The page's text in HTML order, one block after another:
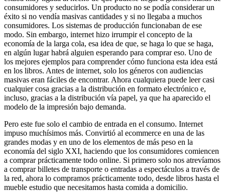
consumidores y seducirlos. Un producto no se podía considerar un
éxito si no vendía masivas cantidades y si no llegaba a muchos
consumidores. Los sistemas de producción funcionaban de ese
modo. Sin embargo, internet hizo irrumpir el concepto de la
economía de la larga cola, esa idea de que, se haga lo que se haga,
en algún lugar habrá alguien esperando para comprar eso. Uno de
los mejores ejemplos para comprender cómo funciona esta idea está
en los libros. Antes de internet, solo los géneros con audiencias
masivas eran fáciles de encontrar. Ahora cualquiera puede leer casi
cualquier cosa gracias a la distribución en formato electrónico e,
incluso, gracias a la distribución vía papel, ya que ha aparecido el
modelo de la impresión bajo demanda.
Pero este fue solo el cambio de entrada en el consumo. Internet
impuso muchísimos más. Convirtió al ecommerce en una de las
grandes modas y en uno de los elementos de más peso en la
economía del siglo XXI, haciendo que los consumidores comiencen
a comprar prácticamente todo online. Si primero solo nos atrevíamos
a comprar billetes de transporte o entradas a espectáculos a través de
la red, ahora lo compramos prácticamente todo, desde libros hasta el
mueble estudio que necesitamos hasta comida a domicilio.